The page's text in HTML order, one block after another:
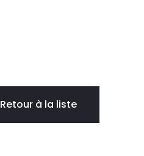
Retour à la liste